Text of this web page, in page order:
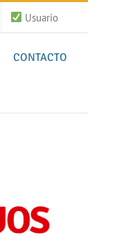
Usuario
CONTACTO